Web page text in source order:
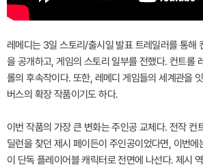
레메디는 3일 스토리/출시일 발표 트레일러를 통해
을 공개하고, 게임의 스토리 일부를 전했다. 컨트롤
롤의 후속작이다. 또한, 레메디 게임들의 세계관을
버스의 확장 작품이기도 하다.
이번 작품의 가장 큰 변화는 주인공 교체다. 전작 컨
딜런을 찾던 제시 페이든이 주인공이었다면, 이번
이 단독 플레이어블 캐릭터로 전면에 나선다. 제시